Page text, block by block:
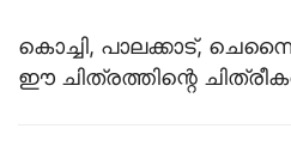
കൊച്ചി, പാലക്കാട്,
ഈ ചിത്രത്തിന്റെ